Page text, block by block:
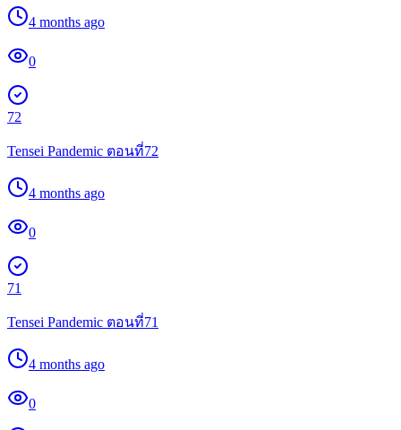
4 months ago
0
72
Tensei Pandemic ตอนที่72
4 months ago
0
71
Tensei Pandemic ตอนที่71
4 months ago
0